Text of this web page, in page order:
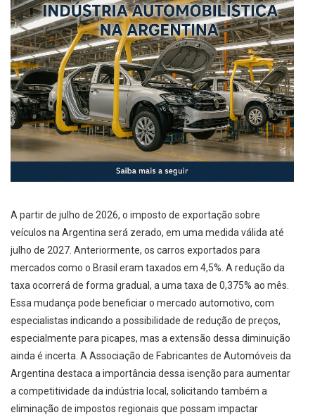
A partir de julho de 2026, o imposto de exportação sobre
veículos na Argentina será zerado, em uma medida válida até
julho de 2027. Anteriormente, os carros exportados para
mercados como o Brasil eram taxados em 4,5%. A redução da
taxa ocorrerá de forma gradual, a uma taxa de 0,375% ao mês.
Essa mudança pode beneficiar o mercado automotivo, com
especialistas indicando a possibilidade de redução de preços,
especialmente para picapes, mas a extensão dessa diminuição
ainda é incerta. A Associação de Fabricantes de Automóveis da
Argentina destaca a importância dessa isenção para aumentar
a competitividade da indústria local, solicitando também a
eliminação de impostos regionais que possam impactar